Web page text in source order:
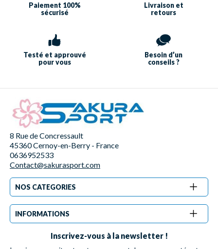
Paiement 100%
sécurisé
Livraison et
retours
Testé et approuvé
pour vous
Besoin d’un
conseils ?
8 Rue de Concressault
45360 Cernoy-en-Berry - France
0636952533
Contact@sakurasport.com
NOS CATEGORIES
INFORMATIONS
Inscrivez-vous à la newsletter !